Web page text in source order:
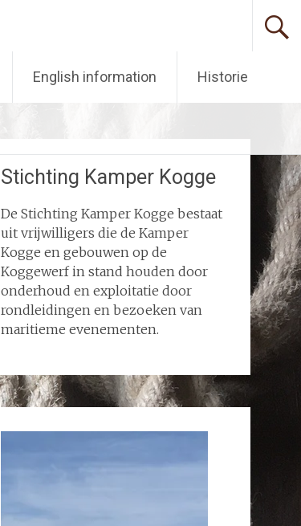
English information Historie
Stichting Kamper Kogge
De Stichting Kamper Kogge bestaat
uit vrijwilligers die de Kamper
Kogge en gebouwen op de
Koggewerf in stand houden door
onderhoud en exploitatie door
rondleidingen en bezoeken van
maritieme evenementen.